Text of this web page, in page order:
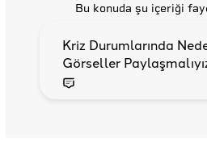
Bu konuda şu içeriği
Kriz Durumlarında
Görseller